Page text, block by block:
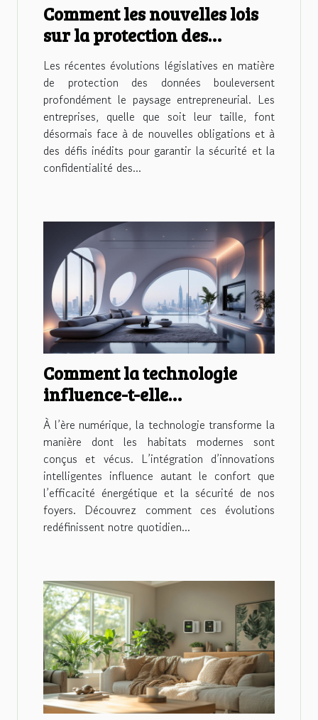
Comment les nouvelles lois
sur la protection des
données influencent-elles
les entreprises ?
Les récentes évolutions législatives en matière
de protection des données bouleversent
profondément le paysage entrepreneurial. Les
entreprises, quelle que soit leur taille, font
désormais face à de nouvelles obligations et à
des défis inédits pour garantir la sécurité et la
confidentialité des...
Comment la technologie
influence-t-elle
l'aménagement des habitats
modernes ?
À l’ère numérique, la technologie transforme la
manière dont les habitats modernes sont
conçus et vécus. L’intégration d’innovations
intelligentes influence autant le confort que
l’efficacité énergétique et la sécurité de nos
foyers. Découvrez comment ces évolutions
redéfinissent notre quotidien...